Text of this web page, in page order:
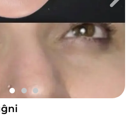
Tilak Beauty steht für
und Freundlichkeit.
unsere höchste Priorität! Wir
auf dem neuesten Stand zu
Techniken anbieten zu
hunderte Schüler ausgebildet
zu den Besten ihres Bereiches!
in unserem Studio begrüßen